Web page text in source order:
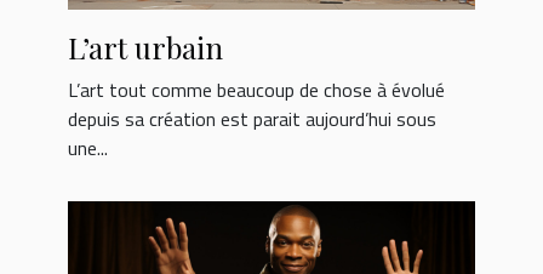
L’art urbain
L’art tout comme beaucoup de chose à évolué
depuis sa création est parait aujourd’hui sous
une...